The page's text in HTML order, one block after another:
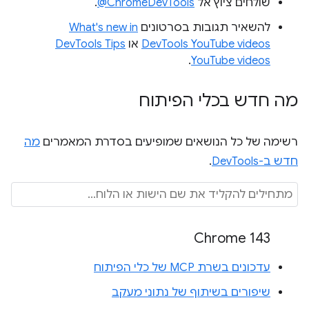
שולחים ציוץ אל ‎@ChromeDevTools
.
להשאיר תגובות בסרטונים What's new in
DevTools YouTube videos או DevTools Tips
YouTube videos
.
מה חדש בכלי הפיתוח
רשימה של כל הנושאים שמופיעים בסדרת המאמרים מה
חדש ב-DevTools
.
Chrome 143
עדכונים בשרת MCP של כלי הפיתוח
שיפורים בשיתוף של נתוני מעקב